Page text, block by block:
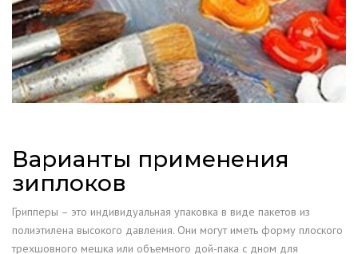
Варианты применения
зиплоков
Грипперы – это индивидуальная упаковка в виде пакетов из
полиэтилена высокого давления. Они могут иметь форму плоского
трехшовного мешка или объемного дой-пака с дном для